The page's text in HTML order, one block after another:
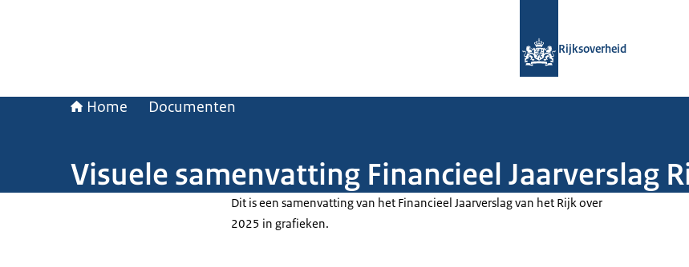
Rijksoverheid
Home Documenten
Visuele samenvatting Financieel Jaarverslag
Dit is een samenvatting van het Financieel Jaarverslag van het Rijk over
2025 in grafieken.